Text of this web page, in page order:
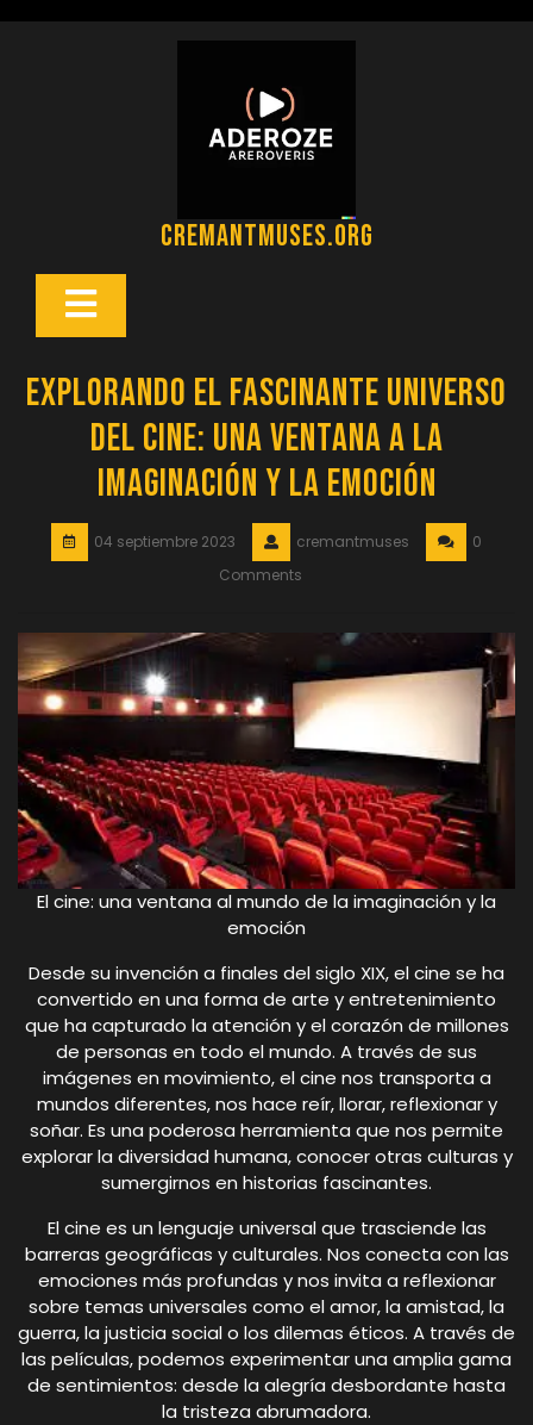
cremantmuses.org
Botón
Explorando el fascinante universo
del cine: una ventana a la
imaginación y la emoción
04 septiembre 2023 cremantmuses
0
Comments
El cine: una ventana al mundo de la imaginación y la
emoción
Desde su invención a finales del siglo XIX, el cine se ha
convertido en una forma de arte y entretenimiento
que ha capturado la atención y el corazón de millones
de personas en todo el mundo. A través de sus
imágenes en movimiento, el cine nos transporta a
mundos diferentes, nos hace reír, llorar, reflexionar y
soñar. Es una poderosa herramienta que nos permite
explorar la diversidad humana, conocer otras culturas y
sumergirnos en historias fascinantes.
El cine es un lenguaje universal que trasciende las
barreras geográficas y culturales. Nos conecta con las
emociones más profundas y nos invita a reflexionar
sobre temas universales como el amor, la amistad, la
guerra, la justicia social o los dilemas éticos. A través de
las películas, podemos experimentar una amplia gama
de sentimientos: desde la alegría desbordante hasta
la tristeza abrumadora.